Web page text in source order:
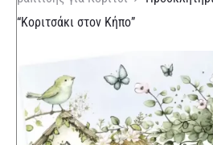
“Κοριτσάκι στον Κήπο”